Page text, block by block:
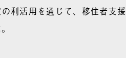
の利活用を通じて、移住者